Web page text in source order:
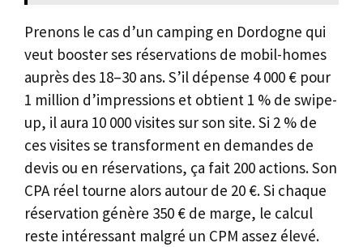
Prenons le cas d’un camping en Dordogne qui
veut booster ses réservations de mobil-homes
auprès des 18–30 ans. S’il dépense 4 000 € pour
1 million d’impressions et obtient 1 % de swipe-
up, il aura 10 000 visites sur son site. Si 2 % de
ces visites se transforment en demandes de
devis ou en réservations, ça fait 200 actions. Son
CPA réel tourne alors autour de 20 €. Si chaque
réservation génère 350 € de marge, le calcul
reste intéressant malgré un CPM assez élevé.